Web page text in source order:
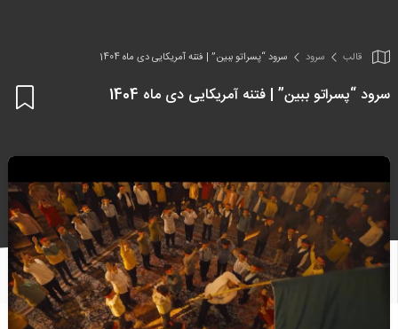
قالب سرود سرود “پسراتو ببین” | فتنه آمریکایی دی ماه 1404
سرود “پسراتو ببین” | فتنه آمریکایی دی ماه 1404